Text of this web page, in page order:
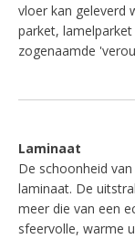
vloer kan geleverd
parket,
zogenaamde
Laminaat
De schoonheid
laminaat. De
meer die van een
sfeervolle, warme